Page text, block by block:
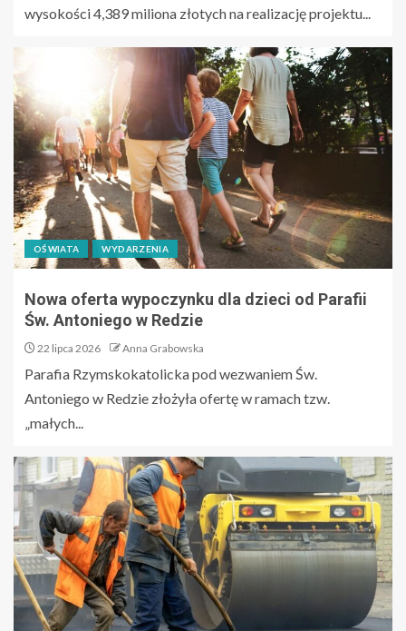
wysokości 4,389 miliona złotych na realizację projektu...
OŚWIATA WYDARZENIA
Nowa oferta wypoczynku dla dzieci od Parafii
Św. Antoniego w Redzie
22 lipca 2026 Anna Grabowska
Parafia Rzymskokatolicka pod wezwaniem Św.
Antoniego w Redzie złożyła ofertę w ramach tzw.
„małych...